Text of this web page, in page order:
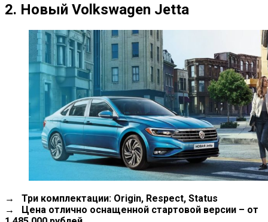
2. Новый Volkswagen Jetta
→ Три комплектации: Origin, Respect, Status
→ Цена отлично оснащенной стартовой версии – от